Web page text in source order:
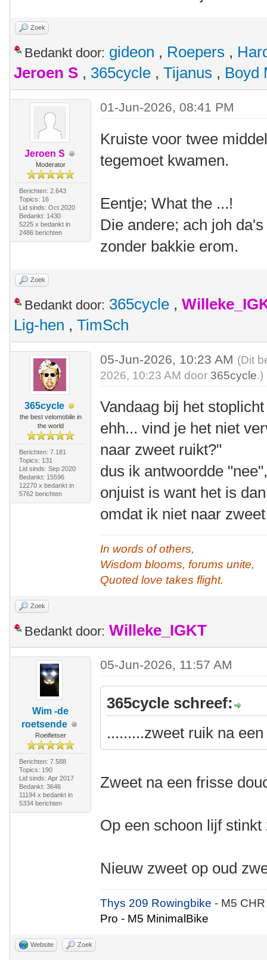
Zoek
Bedankt door: gideon , Roepers ,
Jeroen S , 365cycle , Tijanus , Boyd
Jeroen S
Moderator
Berichten: 2.643
Topics: 16
Lid sinds: Oct 2020
Bedankt: 1430
5225 x bedankt in
2486 berichten
01-Jun-2026, 08:41 PM
Kruiste voor twee
tegemoet kwamen.
Eentje; What the ...!
Die andere; ach joh
zonder bakkie erom.
Zoek
Bedankt door: 365cycle ,
Lig-hen , TimSch
365cycle
the best velomobile in
the world
Berichten: 7.181
Topics: 131
Lid sinds: Sep 2020
Bedankt: 15596
12270 x bedankt in
5762 berichten
05-Jun-2026, 10:23 AM (Dit
2026, 10:23 AM door 365cycle.)
Vandaag bij het
ehh... vind je het niet
naar zweet ruikt?"
dus ik antwoordde
onjuist is want het is
omdat ik niet naar
In words of others,
Wisdom blooms, forums unite,
Quoted love takes flight.
Zoek
Bedankt door: Willeke_IGKT
Wim -de
roetsende
Roeifietser
Berichten: 7.588
Topics: 190
Lid sinds: Apr 2017
Bedankt: 3646
11194 x bedankt in
5334 berichten
05-Jun-2026, 11:57 AM
365cycle schreef:
.........zweet ruik na
Zweet na een frisse
Op een schoon lijf stinkt
Nieuw zweet op oud
Thys 209 Rowingbike- M5
Pro - M5 MinimalBike
Website Zoek